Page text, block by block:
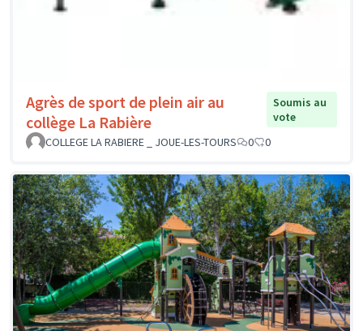
Agrès de sport de plein air au
collège La Rabière
Soumis au
vote
COLLEGE LA RABIERE _ JOUE-LES-TOURS
0 0